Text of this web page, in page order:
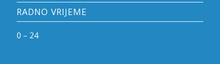
RADNO VRIJEME
0 – 24